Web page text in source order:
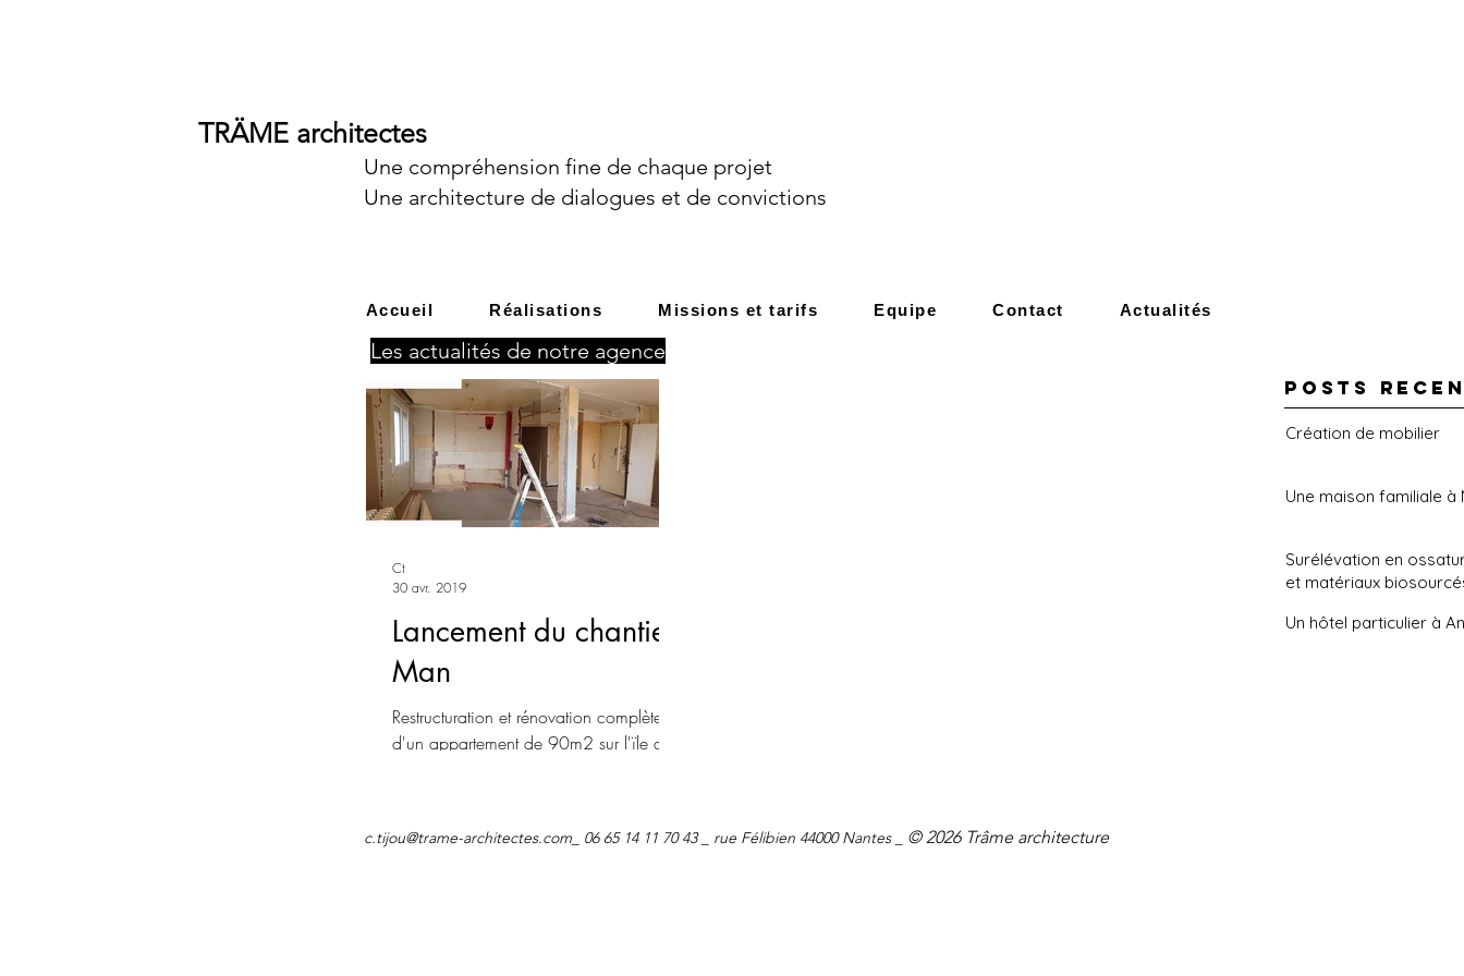
TRÄME architectes
Une compréhension fine de chaque projet
Une architecture de dialogues et de convictions
Accueil Réalisations Missions et tarifs Equipe Contact Actualités
Les actualités de notre agence
Lancement du chantier
Man
Restructuration et rénovation complète
d'un appartement de 90m2 sur l'ïle de
Ct
30 avr. 2019
POSTS
Création de mobilier
Une maison familiale à
Surélévation en
et matériaux
Un hôtel particulier à
c.tijou@trame-architectes.com _ 06 65 14 11 70 43 _ rue Félibien 44000 Nantes _ © 2026 Trâme architecture